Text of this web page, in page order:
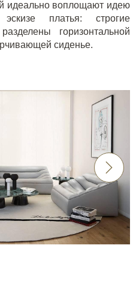
идеально воплощают идею
платья: строгие
горизонтальной
сиденье.